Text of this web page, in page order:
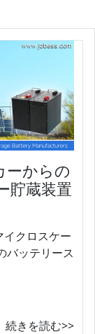
ーからの
貯蔵装置
クロスケー
バッテリース
続きを読む>>